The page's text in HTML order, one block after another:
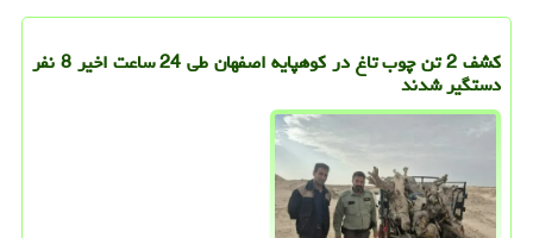
کشف 2 تن چوب تاغ در کوهپایه اصفهان طی 24 ساعت اخیر 8 نفر
دستگیر شدند